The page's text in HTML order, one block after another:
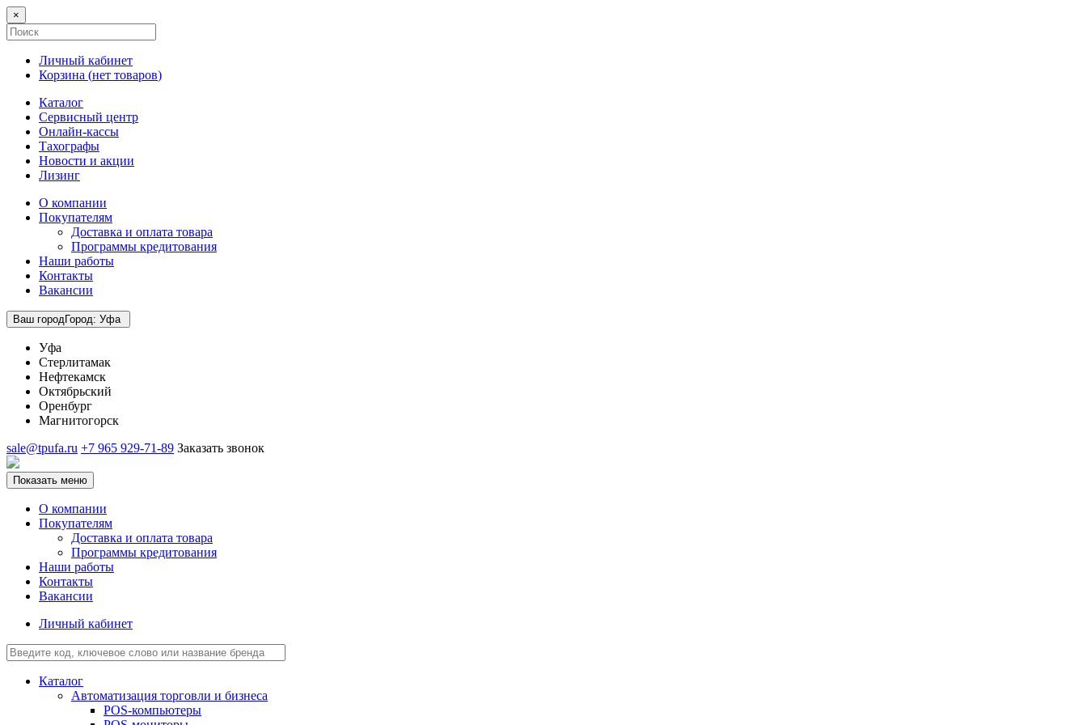
×
Личный кабинет
Корзина (нет товаров)
Каталог
Сервисный центр
Онлайн-кассы
Тахографы
Новости и акции
Лизинг
О компании
Покупателям
Доставка и оплата товара
Программы кредитования
Наши работы
Контакты
Вакансии
Ваш городГород: Уфа
Уфа
Стерлитамак
Нефтекамск
Октябрьский
Оренбург
Магнитогорск
sale@tpufa.ru +7 965 929-71-89 Заказать звонок
Показать меню
О компании
Покупателям
Доставка и оплата товара
Программы кредитования
Наши работы
Контакты
Вакансии
Личный кабинет
Каталог
Автоматизация торговли и бизнеса
POS-компьютеры